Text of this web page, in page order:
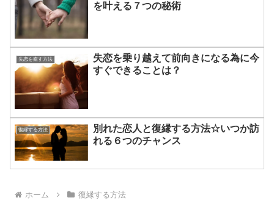
を叶える７つの秘術
失恋を癒す方法
失恋を乗り越えて前向きになる為に今
すぐできることは？
復縁する方法
別れた恋人と復縁する方法☆いつか訪
れる６つのチャンス
ホーム 復縁する方法